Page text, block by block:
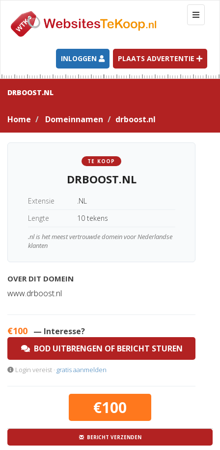
T
o
g
l
e
n
a
t
INLOGGEN PLAATS ADVERTENTIE
DRBOOST.NL
Home Domeinnamen drboost.nl
TE KOOP
DRBOOST.NL
Extensie
.NL
Lengte
10 tekens
.nl is het meest vertrouwde domein voor Nederlandse
klanten
OVER DIT DOMEIN
www.drboost.nl
€100 — Interesse?
BOD UITBRENGEN OF BERICHT STUREN
Login vereist · gratis aanmelden
€100
BERICHT VERZENDEN